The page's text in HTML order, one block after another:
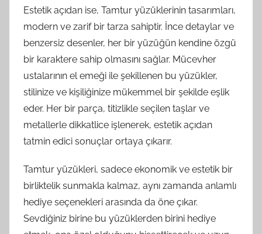
Estetik açıdan ise, Tamtur yüzüklerinin tasarımları,
modern ve zarif bir tarza sahiptir. İnce detaylar ve
benzersiz desenler, her bir yüzüğün kendine özgü
bir karaktere sahip olmasını sağlar. Mücevher
ustalarının el emeği ile şekillenen bu yüzükler,
stilinize ve kişiliğinize mükemmel bir şekilde eşlik
eder. Her bir parça, titizlikle seçilen taşlar ve
metallerle dikkatlice işlenerek, estetik açıdan
tatmin edici sonuçlar ortaya çıkarır.
Tamtur yüzükleri, sadece ekonomik ve estetik bir
birliktelik sunmakla kalmaz, aynı zamanda anlamlı
hediye seçenekleri arasında da öne çıkar.
Sevdiğiniz birine bu yüzüklerden birini hediye